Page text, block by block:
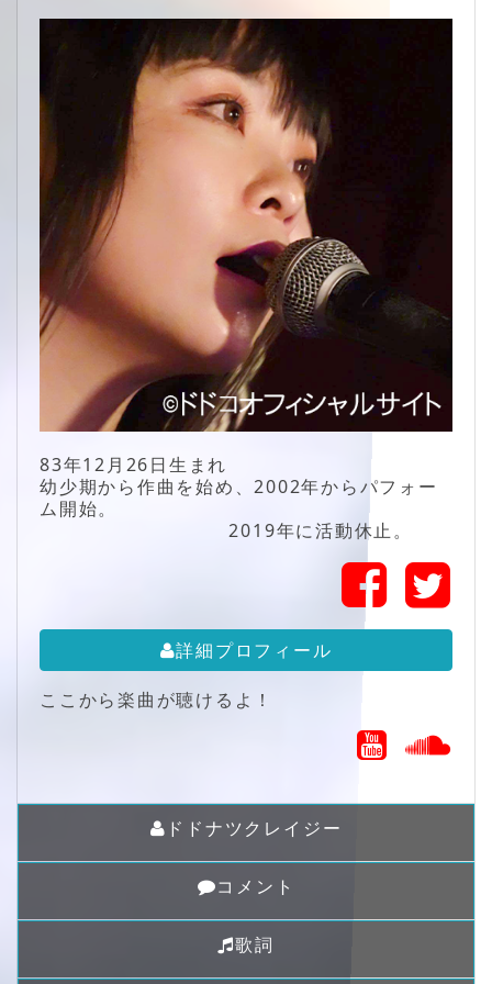
83年12月26日生まれ
幼少期から作曲を始め、2002年からパフォー
ム開始。
2019年に活動休止。
詳細プロフィール
ここから楽曲が聴けるよ！
ドドナツクレイジー
コメント
歌詞